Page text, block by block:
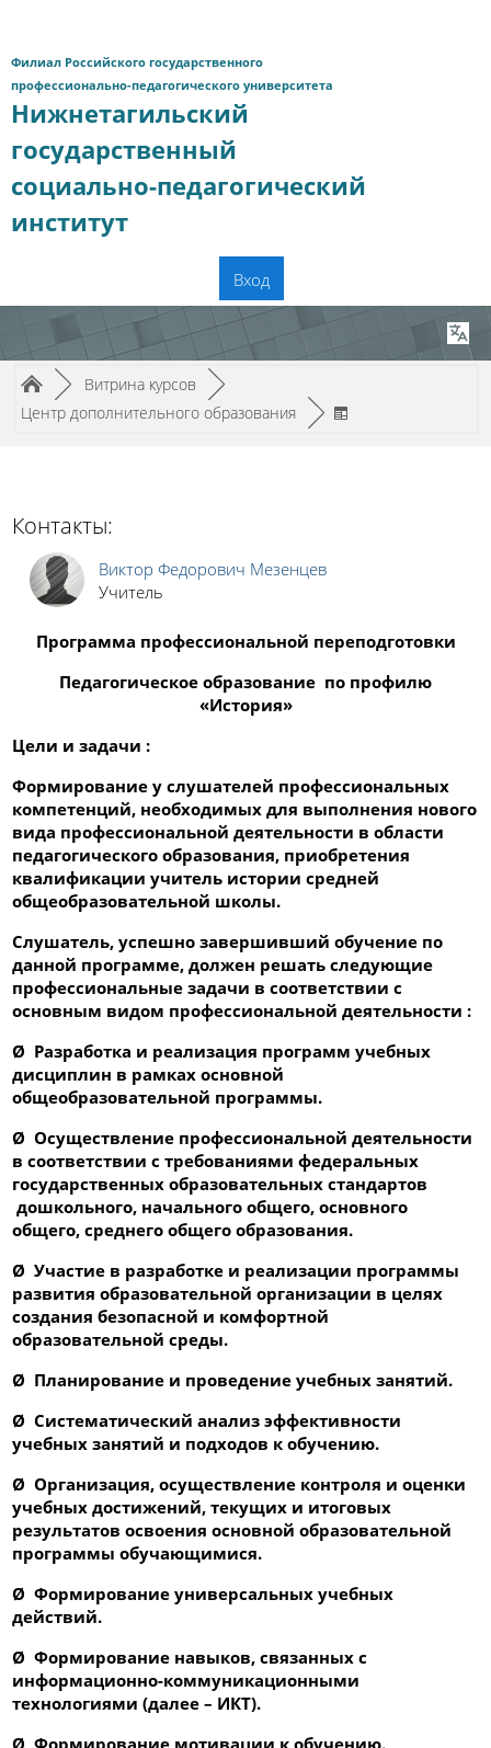
Филиал Российского государственного
профессионально-педагогического университета
Нижнетагильский
государственный
социально-педагогический
институт
Вход
Путь к странице
/► Витрина курсов /►
Центр дополнительного образования
/►
Контакты:
Виктор Федорович Мезенцев
Учитель
Программа профессиональной переподготовки
Педагогическое образование по профилю
«История»
Цели и задачи :
Формирование у слушателей профессиональных
компетенций, необходимых для выполнения нового
вида профессиональной деятельности в области
педагогического образования, приобретения
квалификации учитель истории средней
общеобразовательной школы.
Слушатель, успешно завершивший обучение по
данной программе, должен решать следующие
профессиональные задачи в соответствии с
основным видом профессиональной деятельности :
Ø Разработка и реализация программ учебных
дисциплин в рамках основной
общеобразовательной программы.
Ø Осуществление профессиональной деятельности
в соответствии с требованиями федеральных
государственных образовательных стандартов
дошкольного, начального общего, основного
общего, среднего общего образования.
Ø Участие в разработке и реализации программы
развития образовательной организации в целях
создания безопасной и комфортной
образовательной среды.
Ø Планирование и проведение учебных занятий.
Ø Систематический анализ эффективности
учебных занятий и подходов к обучению.
Ø Организация, осуществление контроля и оценки
учебных достижений, текущих и итоговых
результатов освоения основной образовательной
программы обучающимися.
Ø Формирование универсальных учебных
действий.
Ø Формирование навыков, связанных с
информационно-коммуникационными
технологиями (далее – ИКТ).
Ø Формирование мотивации к обучению.